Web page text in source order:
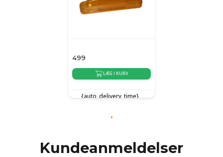
499
LÆG I KURV
{auto_delivery_time}
Kundeanmeldelser